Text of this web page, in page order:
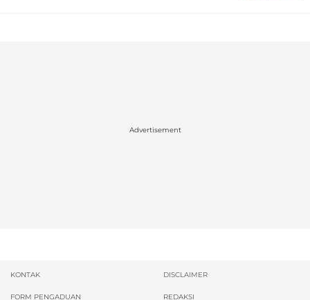
Advertisement
KONTAK DISCLAIMER
FORM PENGADUAN REDAKSI